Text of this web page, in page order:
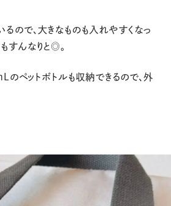
ので、大きなものも入れやすくなっ
すんなりと◎。
ペットボトルも収納できるので、外